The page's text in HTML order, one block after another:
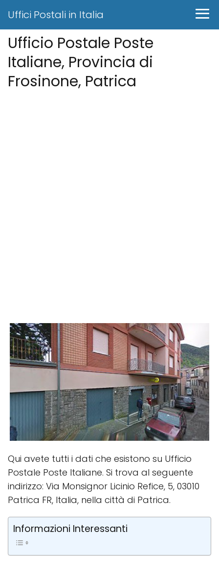
Uffici Postali in Italia
Ufficio Postale Poste
Italiane, Provincia di
Frosinone, Patrica
Qui avete tutti i dati che esistono su Ufficio
Postale Poste Italiane. Si trova al seguente
indirizzo: Via Monsignor Licinio Refice, 5, 03010
Patrica FR, Italia, nella città di Patrica.
Informazioni Interessanti